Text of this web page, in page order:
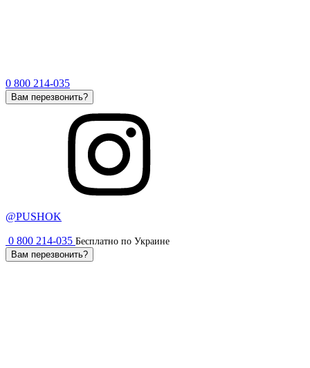
0 800 214-035
Вам перезвонить?
@PUSHOK
0 800 214-035 Бесплатно по Украине
Вам перезвонить?